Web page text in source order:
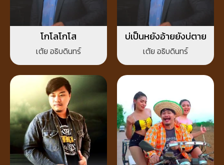
โกโลโกโส
เต้ย อธิบดินทร์
บ่เป็นหยังอ้ายยังบ่ตาย
เต้ย อธิบดินทร์